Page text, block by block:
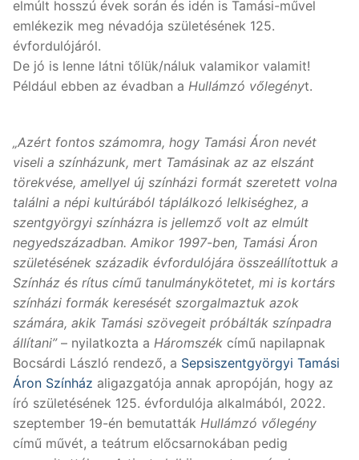
elmúlt hosszú évek során és idén is Tamási-művel
emlékezik meg névadója születésének 125.
évfordulójáról.
De jó is lenne látni tőlük/náluk valamikor valamit!
Például ebben az évadban a Hullámzó vőlegényt.
„Azért fontos számomra, hogy Tamási Áron nevét
viseli a színházunk, mert Tamásinak az az elszánt
törekvése, amellyel új színházi formát szeretett volna
találni a népi kultúrából táplálkozó lelkiséghez, a
szentgyörgyi színházra is jellemző volt az elmúlt
negyedszázadban. Amikor 1997-ben, Tamási Áron
születésének századik évfordulójára összeállítottuk a
Színház és rítus című tanulmánykötetet, mi is kortárs
színházi formák keresését szorgalmaztuk azok
számára, akik Tamási szövegeit próbálták színpadra
állítani”– nyilatkozta a Háromszék című napilapnak
Bocsárdi László rendező, a Sepsiszentgyörgyi Tamási
Áron Színház aligazgatója annak apropóján, hogy az
író születésének 125. évfordulója alkalmából, 2022.
szeptember 19-én bemutatták Hullámzó vőlegény
című művét, a teátrum előcsarnokában pedig